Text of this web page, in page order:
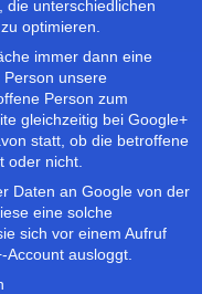
die unterschiedlichen
optimieren.
immer dann eine
unsere
Person zum
gleichzeitig bei Google+
statt, ob die betroffene
oder nicht.
Daten an Google von der
eine solche
sich vor einem Aufruf
ausloggt.